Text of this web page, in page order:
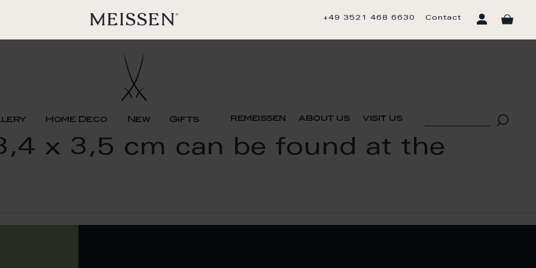
+49 3521 468 6630 Contact
Home Deco New Gifts remeissen about us visit us
x 3,5 cm can be found at the